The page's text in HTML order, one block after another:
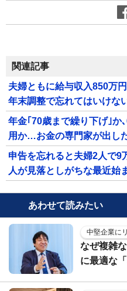
関連記事
夫婦ともに給与収入850万
年末調整で忘れてはいけな
年金｢70歳まで繰り下げ｣か
用か…お金の専門家が出し
申告を忘れると夫婦2人で
人が見落としがちな最近始
あわせて読みたい
中堅企業に
なぜ複雑
に最適な